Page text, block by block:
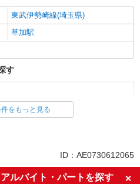
東武伊勢崎線(埼玉県)
草加駅
す
を探す
未経験歓迎
をもっと見る
ID：AE0730612065
ルバイト・パートを探す